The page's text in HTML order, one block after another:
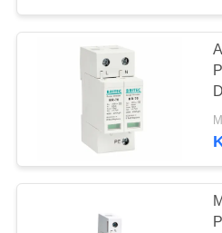
Power
Protection